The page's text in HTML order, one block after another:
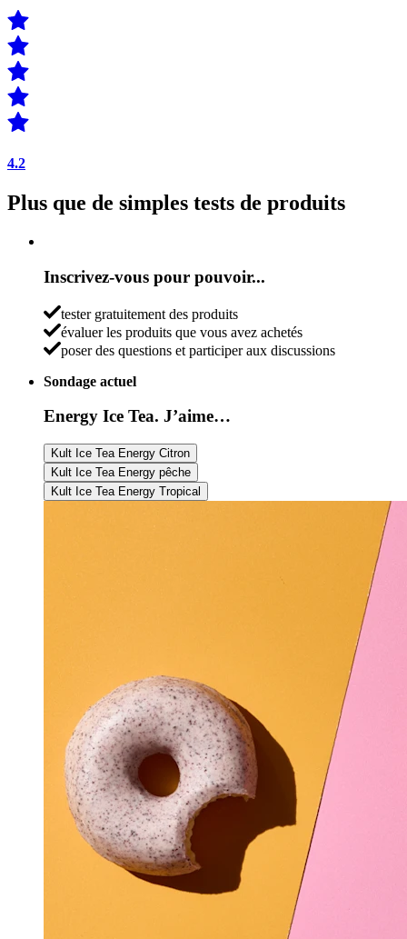
4.2
Plus que de simples tests de produits
Inscrivez-vous pour pouvoir...
tester gratuitement des produits
évaluer les produits que vous avez achetés
poser des questions et participer aux discussions
Sondage actuel
Energy Ice Tea. J’aime…
Kult Ice Tea Energy Citron
Kult Ice Tea Energy pêche
Kult Ice Tea Energy Tropical